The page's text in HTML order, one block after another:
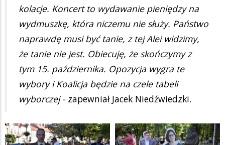
kolacje. Koncert to wydawanie pieniędzy na
wydmuszkę, która niczemu nie służy. Państwo
naprawdę musi być tanie, z tej Alei widzimy,
że tanie nie jest. Obiecuję, że skończymy z
tym 15. października. Opozycja wygra te
wybory i Koalicja będzie na czele tabeli
wyborczej - zapewniał Jacek Niedźwiedzki.